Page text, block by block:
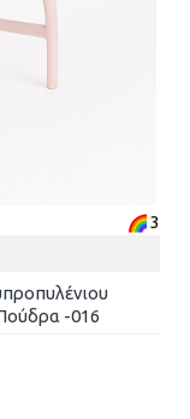
3
-016